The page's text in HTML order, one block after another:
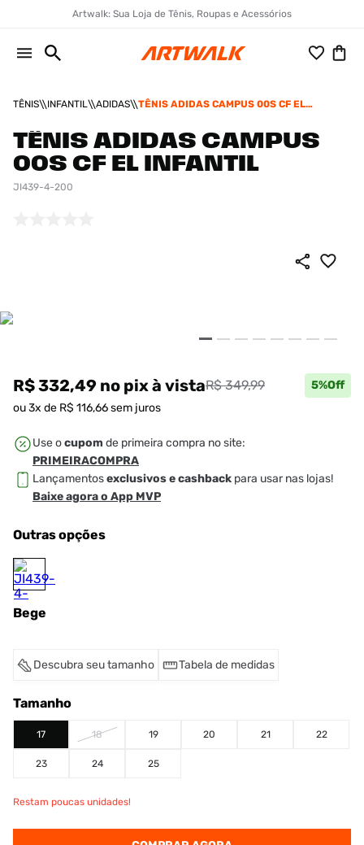
Artwalk: Sua Loja de Tênis, Roupas e Acessórios
TÊNIS INFANTIL ADIDAS
TÊNIS ADIDAS CAMPUS 00S CF EL
TÊNIS ADIDAS CAMPUS
00S CF EL INFANTIL
JI439-4-200
R$ 332,49 no pixà vistaR$ 349,99 5%Off
ou3x de R$ 116,66sem juros
Use ocupom de primeira compra no site:
PRIMEIRACOMPRA
Lançamentosexclusivos e cashback para usar nas lojas!
Baixe agora o App MVP
Outras opções
Bege
Descubra seu tamanho Tabela de medidas
Tamanho
17 18 19 20 21 22
23 24 25
Restam poucas unidades!